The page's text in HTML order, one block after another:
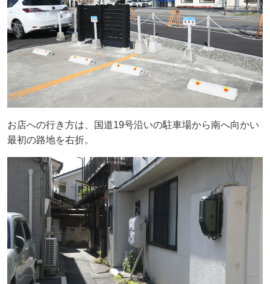
お店への行き方は、国道19号沿いの駐車場から南へ向かい
最初の路地を右折。